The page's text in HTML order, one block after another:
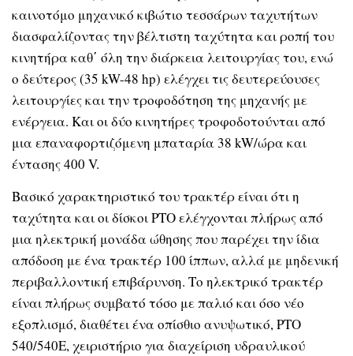
καινοτόμο μηχανικό κιβώτιο τεσσάρων ταχυτήτων
διασφαλίζοντας την βέλτιστη ταχύτητα και ροπή του
κινητήρα καθ΄ όλη την διάρκεια λειτουργίας του, ενώ
ο δεύτερος (35 kW-48 hp) ελέγχει τις δευτερεύουσες
λειτουργίες και την τροφοδότηση της μηχανής με
ενέργεια. Και οι δύο κινητήρες τροφοδοτούνται από
μια επαναφορτιζόμενη μπαταρία 38 kW/ώρα και
έντασης 400 V.
Βασικό χαρακτηριστικό του τρακτέρ είναι ότι η
ταχύτητα και οι δίσκοι PTO ελέγχονται πλήρως από
μια ηλεκτρική μονάδα ώθησης που παρέχει την ίδια
απόδοση με ένα τρακτέρ 100 ίππων, αλλά με μηδενική
περιβαλλοντική επιβάρυνση. Το ηλεκτρικό τρακτέρ
είναι πλήρως συμβατό τόσο με παλιό και όσο νέο
εξοπλισμό, διαθέτει ένα οπίσθιο ανυψωτικό, PTO
540/540E, χειριστήριο για διαχείριση υδραυλικού